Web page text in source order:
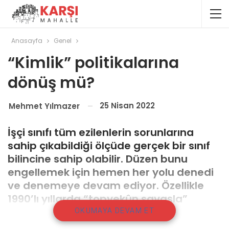
Anasayfa Genel
“Kimlik” politikalarına
dönüş mü?
Mehmet Yılmazer 25 Nisan 2022
İşçi sınıfı tüm ezilenlerin sorunlarına
sahip çıkabildiği ölçüde gerçek bir sınıf
bilincine sahip olabilir. Düzen bunu
engellemek için hemen her yolu denedi
ve denemeye devam ediyor. Özellikle
1990’lı yıllarda “topyekûn savaşla”
başlayan ve sürekli derinleştirilen
şovenizm ve milliyetçilik ile işçi sınıfını
OKUMAYA DEVAM ET